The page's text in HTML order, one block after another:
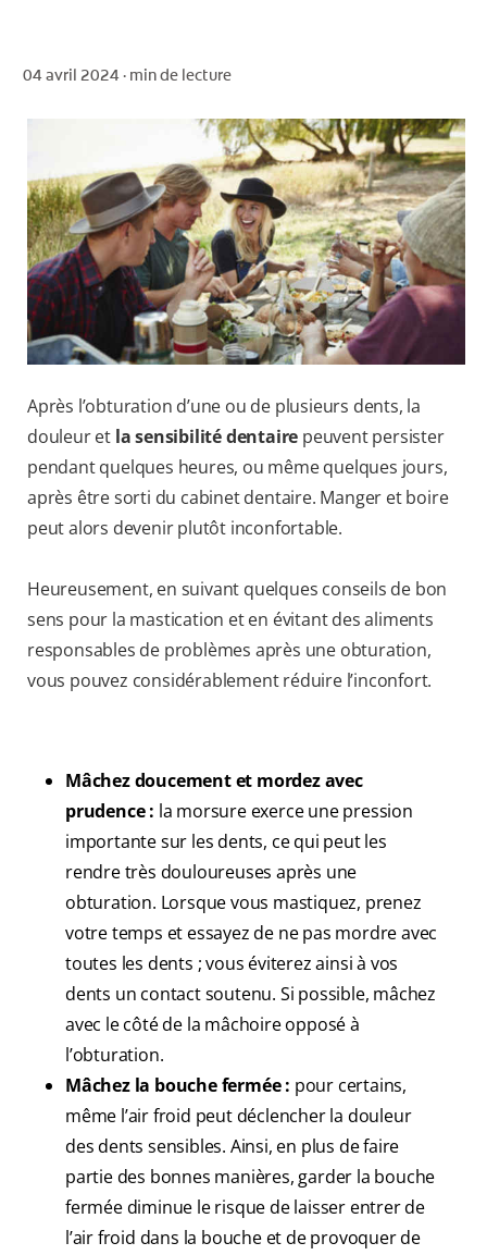
CH (FR)
04 avril 2024 · min de lecture
Après l’obturation d’une ou de plusieurs dents, la
douleur et la sensibilité dentaire peuvent persister
pendant quelques heures, ou même quelques jours,
après être sorti du cabinet dentaire. Manger et boire
peut alors devenir plutôt inconfortable.
Heureusement, en suivant quelques conseils de bon
sens pour la mastication et en évitant des aliments
responsables de problèmes après une obturation,
vous pouvez considérablement réduire l’inconfort.
Mâchez doucement et mordez avec
prudence : la morsure exerce une pression
importante sur les dents, ce qui peut les
rendre très douloureuses après une
obturation. Lorsque vous mastiquez, prenez
votre temps et essayez de ne pas mordre avec
toutes les dents ; vous éviterez ainsi à vos
dents un contact soutenu. Si possible, mâchez
avec le côté de la mâchoire opposé à
l’obturation.
Mâchez la bouche fermée : pour certains,
même l’air froid peut déclencher la douleur
des dents sensibles. Ainsi, en plus de faire
partie des bonnes manières, garder la bouche
fermée diminue le risque de laisser entrer de
l’air froid dans la bouche et de provoquer de